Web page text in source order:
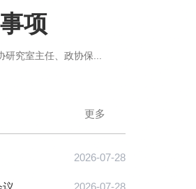
项
研究室主任、政协保...
更多
2026-07-28